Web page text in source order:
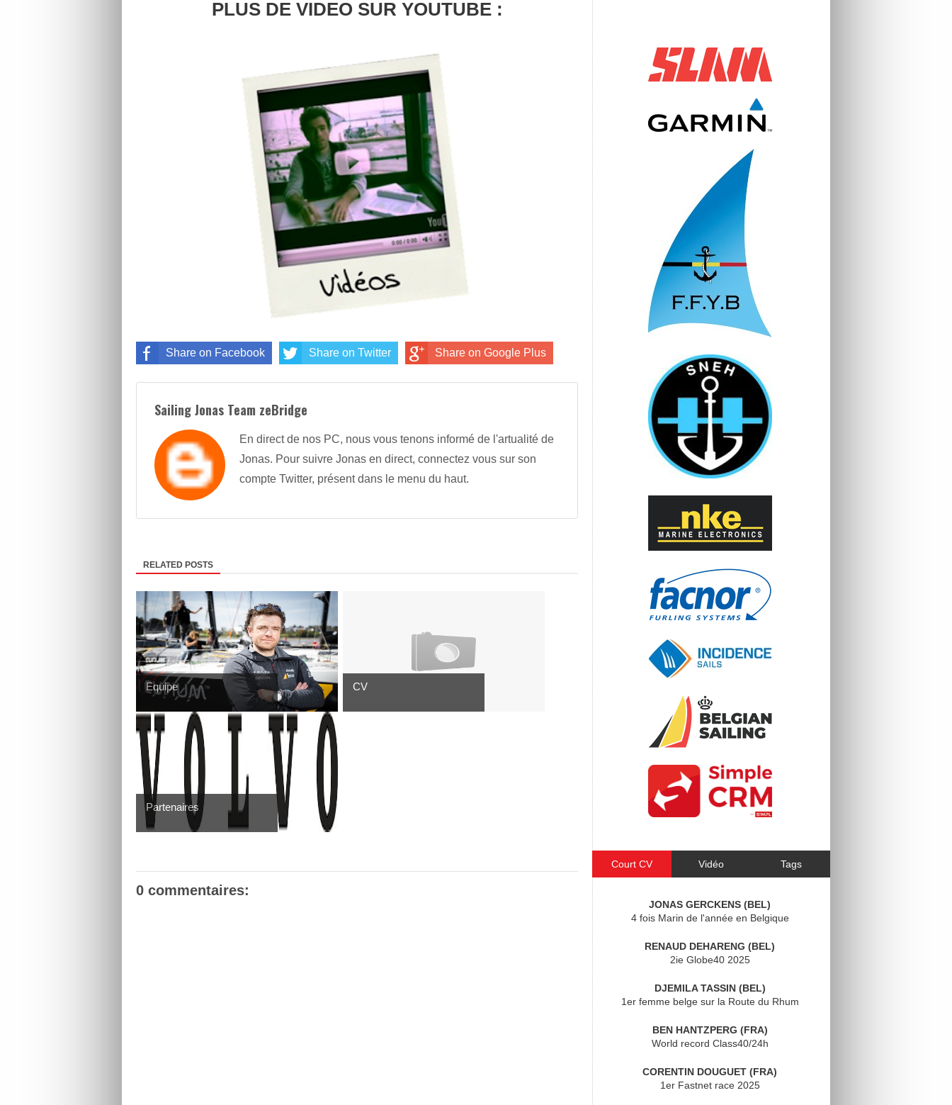
PLUS DE VIDEO SUR YOUTUBE :
Share on Facebook Share on Twitter Share on Google Plus
Sailing Jonas Team zeBridge
En direct de nos PC, nous vous tenons informé de l'artualité de
Jonas. Pour suivre Jonas en direct, connectez vous sur son
compte Twitter, présent dans le menu du haut.
RELATED POSTS
Equipe CV
Partenaires
0 commentaires:
Court CV Vidéo Tags
JONAS GERCKENS (BEL)
4 fois Marin de l'année en Belgique
RENAUD DEHARENG (BEL)
2ie Globe40 2025
DJEMILA TASSIN (BEL)
1er femme belge sur la Route du Rhum
BEN HANTZPERG (FRA)
World record Class40/24h
CORENTIN DOUGUET (FRA)
1er Fastnet race 2025